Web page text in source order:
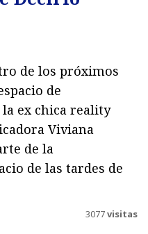
de los próximos
de
ex chica reality
Viviana
de la
de las tardes de
3077visitas